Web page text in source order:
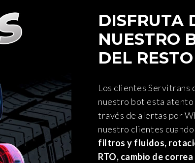
DISFRUTA
NUESTRO
DEL RESTO
Los clientes Servitrans
nuestro bot esta
través de alertas por
nuestro clientes
filtros y fluidos,
RTO, cambio de